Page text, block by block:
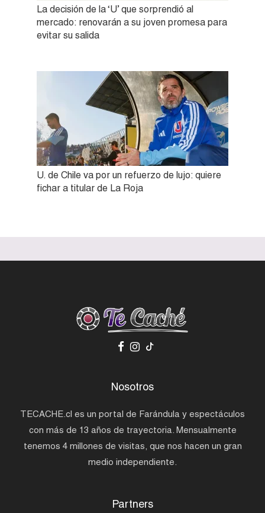
La decisión de la ‘U’ que sorprendió al
mercado: renovarán a su joven promesa para
evitar su salida
U. de Chile va por un refuerzo de lujo: quiere
fichar a titular de La Roja
Nosotros
TECACHE.cl es un portal de Farándula y espectáculos
con más de 13 años de trayectoria. Mensualmente
tenemos 4 millones de visitas, que nos hacen un gran
medio independiente.
Partners